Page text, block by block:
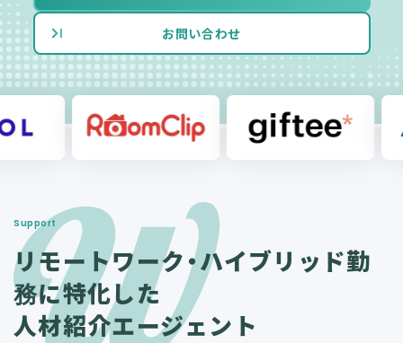
お問い合わせ
Support
リモートワーク・ハイブリッド勤
務に特化した
人材紹介エージェント